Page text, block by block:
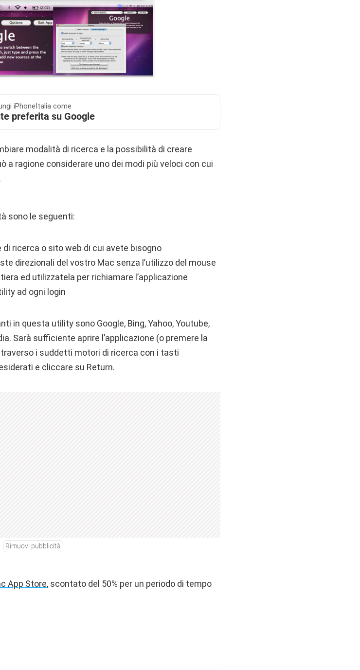
iPhoneItalia come
preferita su Google
modalità di ricerca e la possibilità di creare
a ragione considerare uno dei modi più veloci con cui
sono le seguenti:
ricerca o sito web di cui avete bisogno
direzionali del vostro Mac senza l’utilizzo del mouse
ed utilizzatela per richiamare l’applicazione
ad ogni login
in questa utility sono Google, Bing, Yahoo, Youtube,
Sarà sufficiente aprire l’applicazione (o premere la
i suddetti motori di ricerca con i tasti
e cliccare su Return.
Rimuovi pubblicità
App Store, scontato del 50% per un periodo di tempo